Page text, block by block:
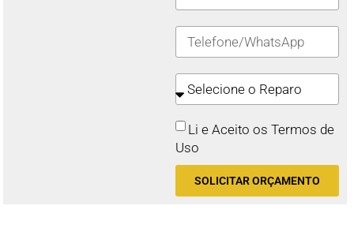
Li e Aceito os Termos de
Uso
SOLICITAR ORÇAMENTO